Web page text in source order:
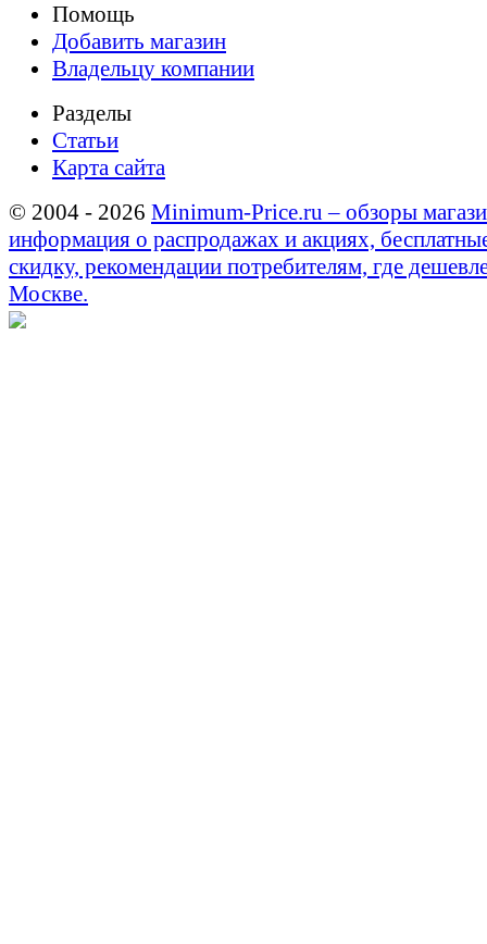
Помощь
Добавить магазин
Владельцу компании
Разделы
Статьи
Карта сайта
© 2004 - 2026 Minimum-Price.ru – обзоры
информация о распродажах и акциях,
скидку, рекомендации потребителям, где
Москве.